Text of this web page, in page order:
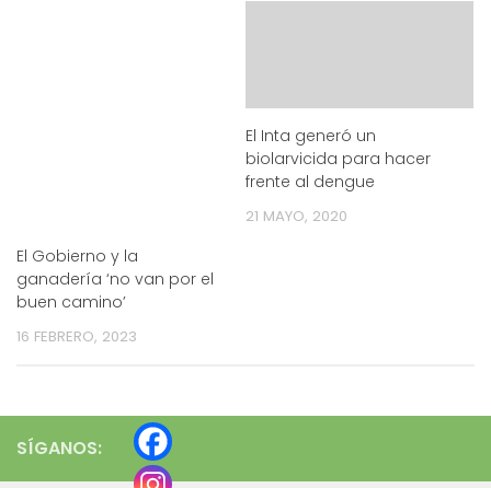
El Gobierno y la
ganadería ‘no van por el
buen camino’
16 FEBRERO, 2023
El Inta generó un
biolarvicida para hacer
frente al dengue
21 MAYO, 2020
SÍGANOS: